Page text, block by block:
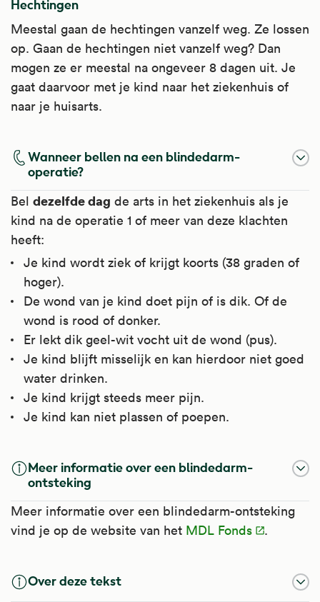
Hechtingen
Meestal gaan de hechtingen vanzelf weg. Ze lossen
op. Gaan de hechtingen niet vanzelf weg? Dan
mogen ze er meestal na ongeveer 8 dagen uit. Je
gaat daarvoor met je kind naar het ziekenhuis of
naar je huisarts.
Wanneer bellen na een blindedarm-
operatie?
Bel dezelfde dag de arts in het ziekenhuis als je
kind na de operatie 1 of meer van deze klachten
heeft:
Je kind wordt ziek of krijgt koorts (38 graden of
hoger).
De wond van je kind doet pijn of is dik. Of de
wond is rood of donker.
Er lekt dik geel-wit vocht uit de wond (pus).
Je kind blijft misselijk en kan hierdoor niet goed
water drinken.
Je kind krijgt steeds meer pijn.
Je kind kan niet plassen of poepen.
Meer informatie over een blindedarm-
ontsteking
Meer informatie over een blindedarm-ontsteking
vind je op de website van het MDL Fonds .
Over deze tekst